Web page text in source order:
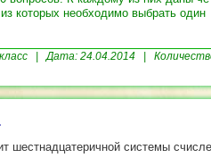
которых необходимо выбрать один
класс | Дата: 24.04.2014 |
шестнадцатеричной системы